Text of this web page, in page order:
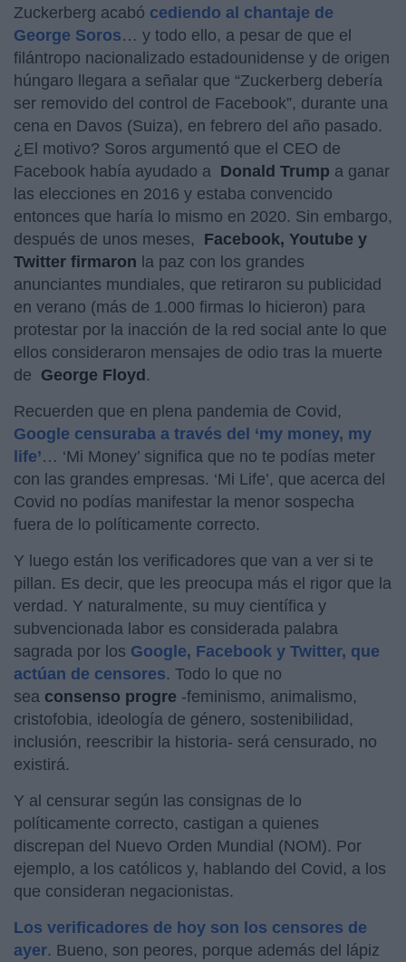
Zuckerberg acabó cediendo al chantaje de
George Soros… y todo ello, a pesar de que el
filántropo nacionalizado estadounidense y de origen
húngaro llegara a señalar que “Zuckerberg debería
ser removido del control de Facebook”, durante una
cena en Davos (Suiza), en febrero del año pasado.
¿El motivo? Soros argumentó que el CEO de
Facebook había ayudado a Donald Trump a ganar
las elecciones en 2016 y estaba convencido
entonces que haría lo mismo en 2020. Sin embargo,
después de unos meses,
Facebook, Youtube y
Twitter firmaron la paz con los grandes
anunciantes mundiales, que retiraron su publicidad
en verano (más de 1.000 firmas lo hicieron) para
protestar por la inacción de la red social ante lo que
ellos consideraron mensajes de odio tras la muerte
de George Floyd.
Recuerden que en plena pandemia de Covid,
Google censuraba a través del ‘my money, my
life’… ‘Mi Money’ significa que no te podías meter
con las grandes empresas. ‘Mi Life’, que acerca del
Covid no podías manifestar la menor sospecha
fuera de lo políticamente correcto.
Y luego están los verificadores que van a ver si te
pillan. Es decir, que les preocupa más el rigor que la
verdad. Y naturalmente, su muy científica y
subvencionada labor es considerada palabra
sagrada por los Google, Facebook y Twitter, que
actúan de censores. Todo lo que no
sea consenso progre -feminismo, animalismo,
cristofobia, ideología de género, sostenibilidad,
inclusión, reescribir la historia- será censurado, no
existirá.
Y al censurar según las consignas de lo
políticamente correcto, castigan a quienes
discrepan del Nuevo Orden Mundial (NOM). Por
ejemplo, a los católicos y, hablando del Covid, a los
que consideran negacionistas.
Los verificadores de hoy son los censores de
ayer. Bueno, son peores, porque además del lápiz